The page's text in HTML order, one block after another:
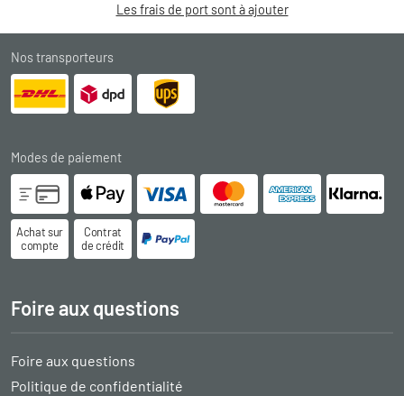
Les frais de port sont à ajouter
Nos transporteurs
Modes de paiement
Achat sur
compte
Contrat
de crédit
Foire aux questions
Foire aux questions
Politique de confidentialité